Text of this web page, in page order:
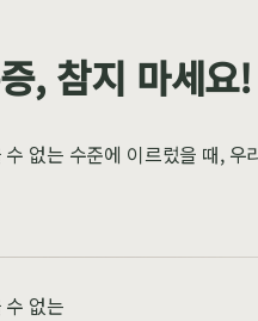
, 참지 마세요!
없는 수준에 이르렀을 때,
없는